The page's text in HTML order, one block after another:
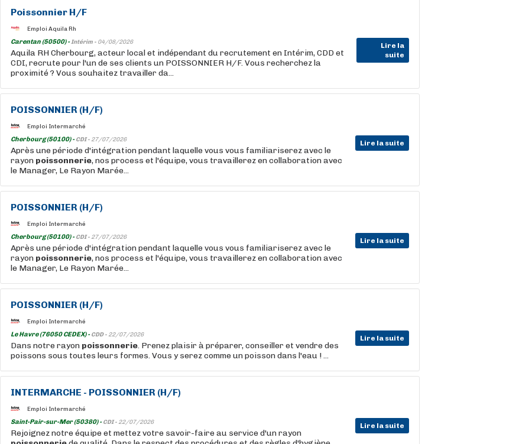
Poissonnier H/F
Emploi Aquila Rh
Carentan (50500) -Intérim - 04/08/2026
Lire la
suite
Aquila RH Cherbourg, acteur local et indépendant du recrutement en Intérim, CDD et
CDI, recrute pour l'un de ses clients un POISSONNIER H/F. Vous recherchez la
proximité ? Vous souhaitez travailler da...
POISSONNIER (H/F)
Emploi Intermarché
Cherbourg (50100) -CDI - 27/07/2026 Lire la suite
Après une période d'intégration pendant laquelle vous vous familiariserez avec le
rayon poissonnerie, nos process et l'équipe, vous travaillerez en collaboration avec
le Manager, Le Rayon Marée...
POISSONNIER (H/F)
Emploi Intermarché
Cherbourg (50100) -CDI - 27/07/2026 Lire la suite
Après une période d'intégration pendant laquelle vous vous familiariserez avec le
rayon poissonnerie, nos process et l'équipe, vous travaillerez en collaboration avec
le Manager, Le Rayon Marée...
POISSONNIER (H/F)
Emploi Intermarché
Le Havre (76050 CEDEX) -CDD - 22/07/2026 Lire la suite
Dans notre rayon poissonnerie. Prenez plaisir à préparer, conseiller et vendre des
poissons sous toutes leurs formes. Vous y serez comme un poisson dans l'eau ! ...
INTERMARCHE - POISSONNIER (H/F)
Emploi Intermarché
Saint-Pair-sur-Mer (50380) -CDI - 22/07/2026 Lire la suite
Rejoignez notre équipe et mettez votre savoir-faire au service d'un rayon